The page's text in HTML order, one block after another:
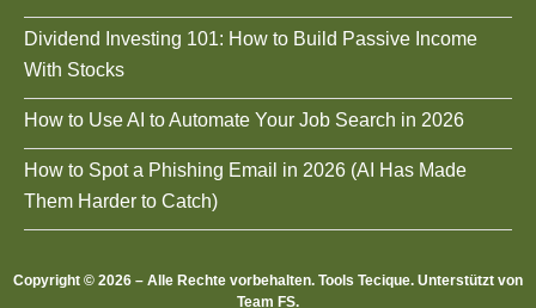
Dividend Investing 101: How to Build Passive Income
With Stocks
How to Use AI to Automate Your Job Search in 2026
How to Spot a Phishing Email in 2026 (AI Has Made
Them Harder to Catch)
Copyright © 2026 – Alle Rechte vorbehalten. Tools Tecique. Unterstützt von
Team FS.